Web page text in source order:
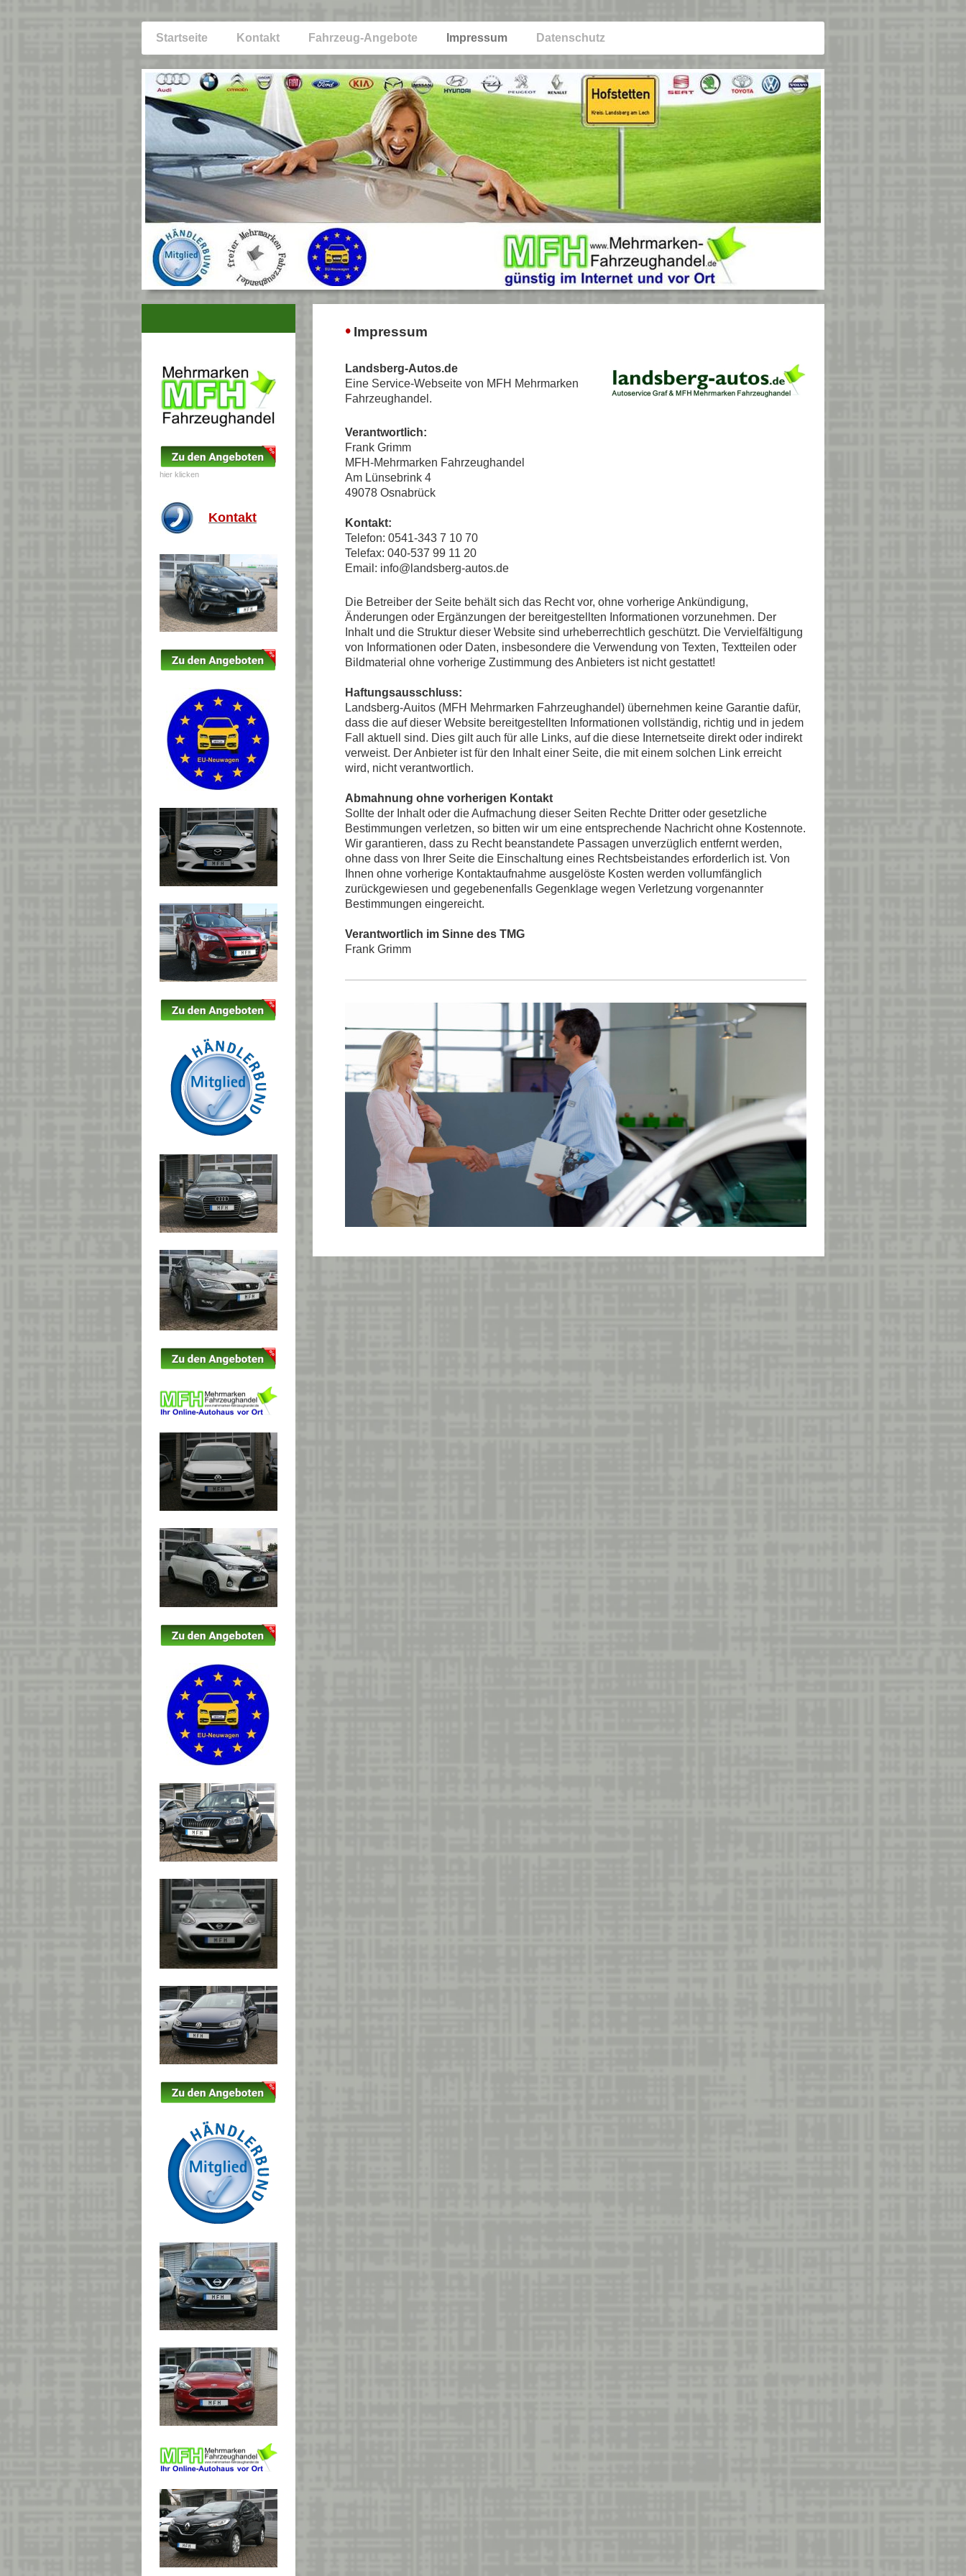
Startseite Kontakt Fahrzeug-Angebote Impressum Datenschutz
• Impressum
Landsberg-Autos.de
Eine Service-Webseite von MFH Mehrmarken
Fahrzeughandel.
Verantwortlich:
Frank Grimm
MFH-Mehrmarken Fahrzeughandel
Am Lünsebrink 4
49078 Osnabrück
Kontakt:
Telefon: 0541-343 7 10 70
Telefax: 040-537 99 11 20
Email: info@landsberg-autos.de
Die Betreiber der Seite behält sich das Recht vor, ohne vorherige Ankündigung,
Änderungen oder Ergänzungen der bereitgestellten Informationen vorzunehmen. Der
Inhalt und die Struktur dieser Website sind urheberrechtlich geschützt. Die Vervielfältigung
von Informationen oder Daten, insbesondere die Verwendung von Texten, Textteilen oder
Bildmaterial ohne vorherige Zustimmung des Anbieters ist nicht gestattet!
Haftungsausschluss:
Landsberg-Auitos (MFH Mehrmarken Fahrzeughandel) übernehmen keine Garantie dafür,
dass die auf dieser Website bereitgestellten Informationen vollständig, richtig und in jedem
Fall aktuell sind. Dies gilt auch für alle Links, auf die diese Internetseite direkt oder indirekt
verweist. Der Anbieter ist für den Inhalt einer Seite, die mit einem solchen Link erreicht
wird, nicht verantwortlich.
Abmahnung ohne vorherigen Kontakt
Sollte der Inhalt oder die Aufmachung dieser Seiten Rechte Dritter oder gesetzliche
Bestimmungen verletzen, so bitten wir um eine entsprechende Nachricht ohne Kostennote.
Wir garantieren, dass zu Recht beanstandete Passagen unverzüglich entfernt werden,
ohne dass von Ihrer Seite die Einschaltung eines Rechtsbeistandes erforderlich ist. Von
Ihnen ohne vorherige Kontaktaufnahme ausgelöste Kosten werden vollumfänglich
zurückgewiesen und gegebenenfalls Gegenklage wegen Verletzung vorgenannter
Bestimmungen eingereicht.
Verantwortlich im Sinne des TMG
Frank Grimm
hier klicken
Kontakt